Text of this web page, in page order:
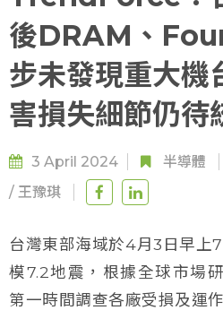
後DRAM、
步未發現重大機
害損失細節仍待
3 April 2024 半導體
/ 王豫琪
台灣東部海域於4月3日早上
模7.2地震，根據全球市場
第一時間調查各廠受損及運